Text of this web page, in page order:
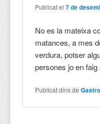
Publicat el7 de
No es la mateixa
matances, a mes
verdura, potser
persones jo en
Publicat dins de